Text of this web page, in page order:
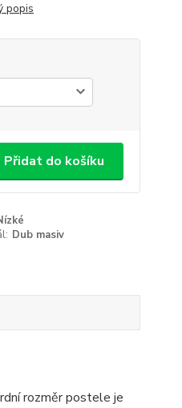
popis
Přidat do košíku
Dub masiv
rozměr postele je